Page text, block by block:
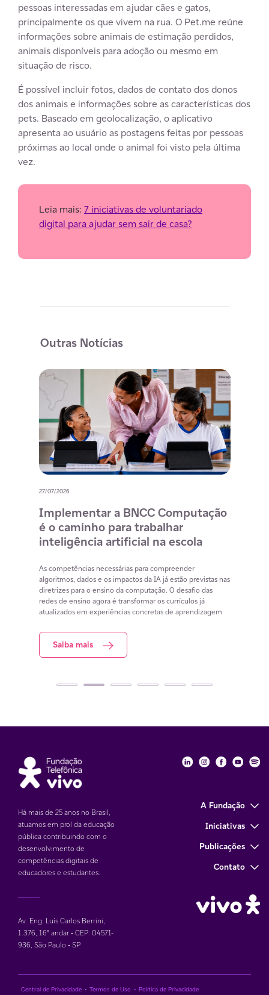
pessoas interessadas em ajudar cães e gatos,
principalmente os que vivem na rua. O Pet.me reúne
informações sobre animais de estimação perdidos,
animais disponíveis para adoção ou mesmo em
situação de risco.
É possível incluir fotos, dados de contato dos donos
dos animais e informações sobre as características dos
pets. Baseado em geolocalização, o aplicativo
apresenta ao usuário as postagens feitas por pessoas
próximas ao local onde o animal foi visto pela última
vez.
Leia mais: 7 iniciativas de voluntariado
digital para ajudar sem sair de casa?
Outras Notícias
27/07/2026
Implementar a BNCC Computação
é o caminho para trabalhar
inteligência artificial na escola
As competências necessárias para compreender
algoritmos, dados e os impactos da IA já estão previstas nas
diretrizes para o ensino da computação. O desafio das
redes de ensino agora é transformar os currículos já
atualizados em experiências concretas de aprendizagem
Saiba mais
Há mais de 25 anos no Brasil,
atuamos em prol da educação
pública contribuindo com o
desenvolvimento de
competências digitais de
educadores e estudantes.
Av. Eng. Luís Carlos Berrini,
1.376 16° andar • CEP: 04571-
936 São Paulo • SP
Fundação
Fundação
A Fundação
Iniciativas
Publicações
Contato
Central de Privacidade • Termos de Uso • Política de Privacidade